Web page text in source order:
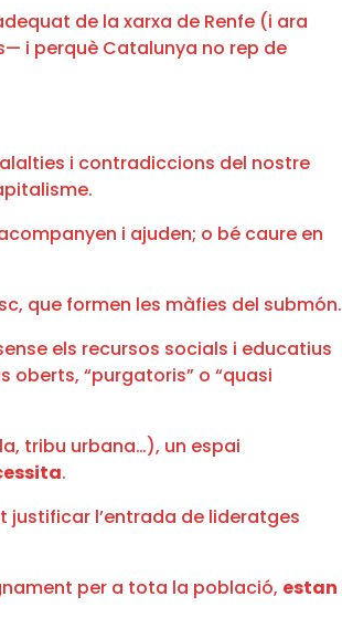
de la xarxa de Renfe (i ara
i perquè Catalunya no rep de
i contradiccions del nostre
i ajuden; o bé caure en
que formen les màfies del submón.
els recursos socials i educatius
“purgatoris” o “quasi
tribu urbana…), un espai
.
justificar l’entrada de lideratges
per a tota la població, estan